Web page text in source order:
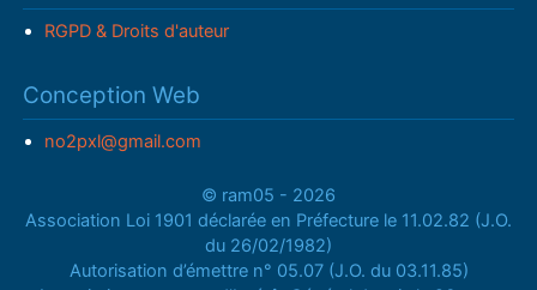
RGPD & Droits d'auteur
Conception Web
no2pxl@gmail.com
© ram05 - 2026
Association Loi 1901 déclarée en Préfecture le 11.02.82 (J.O.
du 26/02/1982)
Autorisation d’émettre n° 05.07 (J.O. du 03.11.85)